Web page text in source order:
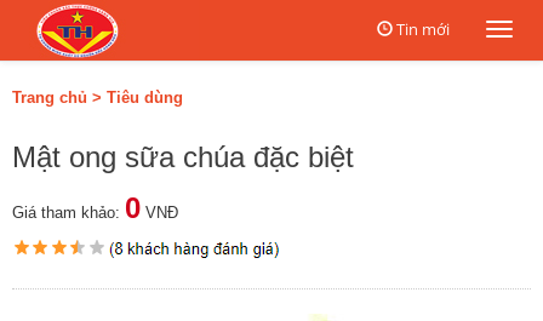
Tin mới
Trang chủ > Tiêu dùng
Mật ong sữa chúa đặc biệt
Giá tham khảo: 0 VNĐ